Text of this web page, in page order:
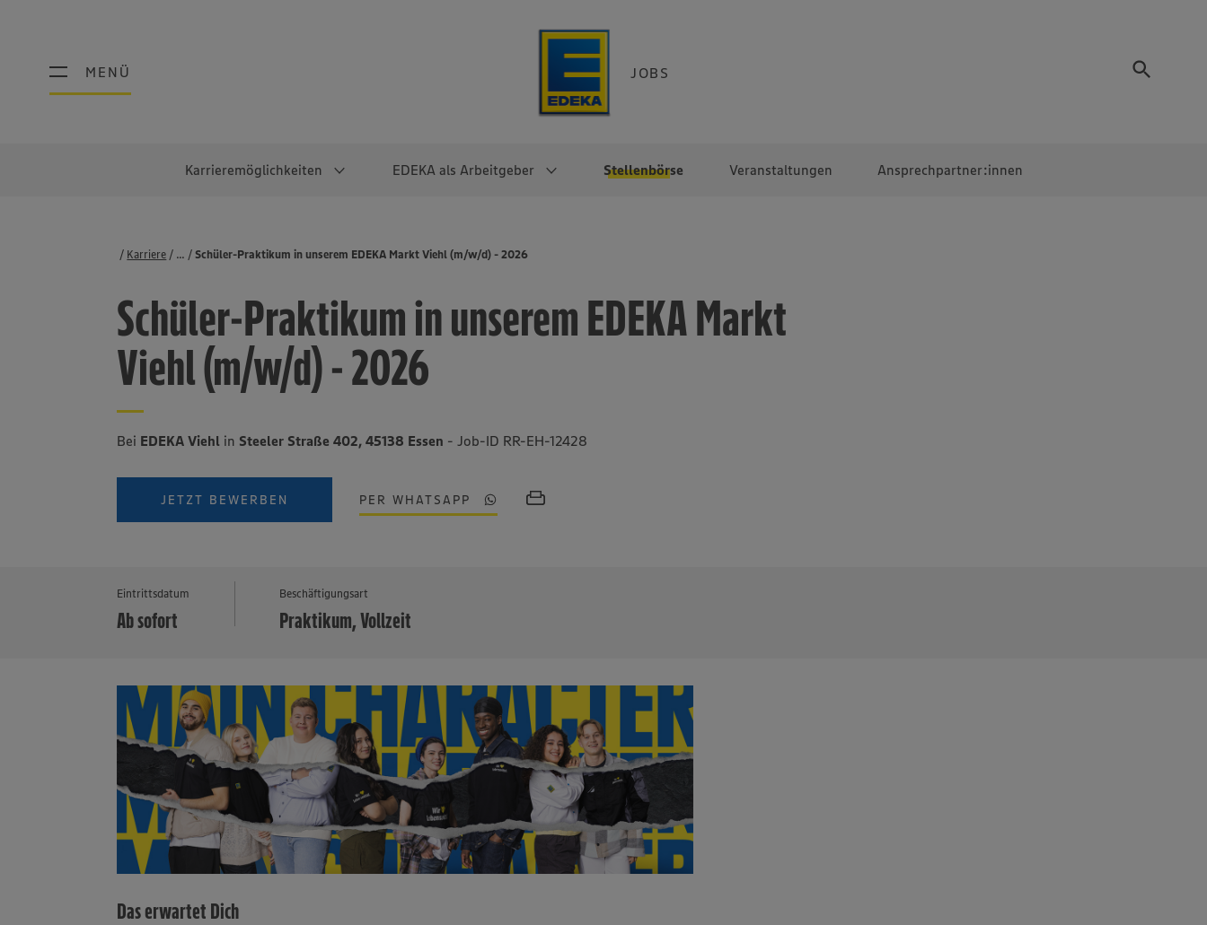
MENÜ JOBS
MENÜ
Karrieremöglichkeiten EDEKA als Arbeitgeber Stellenbörse Veranstaltungen Ansprechpartner:innen
Schülerpraktikum Abschlussarbeiten
Werkstudierendentätigkeit
Noch Fragen?
Direkteinstieg
Noch Fragen?
Selbstständig mit EDEKA
Faires Gehalt
Diversität
Lebensmittelproduktion
Lager & Logistik
IT
Überblick
EDEKA Fruchtkontor
Karriere Stellenbörse
Schüler-Praktikum in unserem EDEKA Markt Viehl (m/w/d) - 2026
...
Schüler-Praktikum in unserem EDEKA Markt
Viehl (m/w/d) - 2026
Bei EDEKA Viehl in Steeler Straße 402, 45138 Essen - Job-ID RR-EH-12428
JETZT BEWERBEN PER WHATSAPP
Eintrittsdatum
Ab sofort
Beschäftigungsart
Praktikum, Vollzeit
Das erwartet Dich